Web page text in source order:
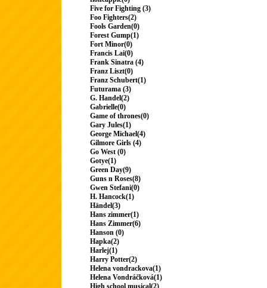
Five for Fighting (3)
Foo Fighters(2)
Fools Garden(0)
Forest Gump(1)
Fort Minor(0)
Francis Lai(0)
Frank Sinatra (4)
Franz Liszt(0)
Franz Schubert(1)
Futurama (3)
G. Handel(2)
Gabrielle(0)
Game of thrones(0)
Gary Jules(1)
George Michael(4)
Gilmore Girls (4)
Go West (0)
Gotye(1)
Green Day(9)
Guns n Roses(8)
Gwen Stefani(0)
H. Hancock(1)
Händel(3)
Hans zimmer(1)
Hans Zimmer(6)
Hanson (0)
Hapka(2)
Harlej(1)
Harry Potter(2)
Helena vondrackova(1)
Helena Vondráčková(1)
High school musical(2)